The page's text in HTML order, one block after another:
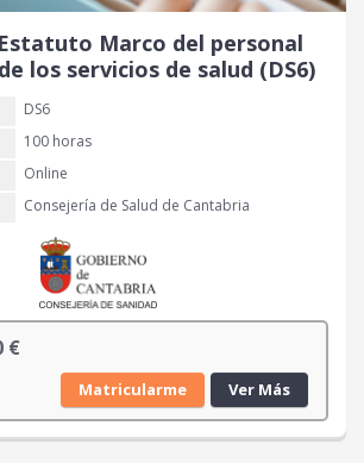
:
2
0
€
Marco del personal
los servicios de salud (DS6)
DS6
100 horas
Online
Consejería de Salud de Cantabria
€E
r
Matricularme Ver Más